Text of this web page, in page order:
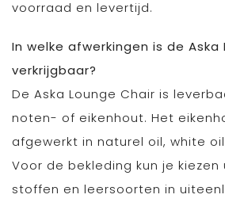
voorraad en levertijd.
In welke afwerkingen is de Aska
verkrijgbaar?
De Aska Lounge Chair is
noten- of eikenhout. Het
afgewerkt in naturel oil, white
Voor de bekleding kun je kiezen
stoffen en leersoorten in